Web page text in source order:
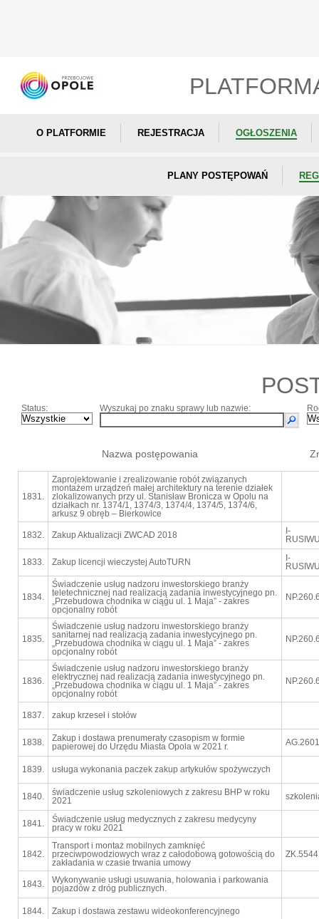
O PLATFORMIE REJESTRACJA OGŁOSZENIA
PLANY POSTĘPOWAŃ
Status: Wyszukaj po znaku sprawy lub nazwie:
Nazwa postępowania
1831.
Zaprojektowanie i zrealizowanie robót związanych
montażem urządzeń małej architektury na terenie działek
zlokalizowanych przy ul. Stanisław Bronicza w Opolu na
działkach nr. 1374/1, 1374/3, 1374/4, 1374/5, 1374/6,
arkusz 9 obręb – Bierkowice
1832. Zakup Aktualizacji ZWCAD 2018
I-
1833. Zakup licencji wieczystej AutoTURN
I-
1834.
Świadczenie usług nadzoru inwestorskiego branży
teletechnicznej nad realizacją zadania inwestycyjnego pn.
„Przebudowa chodnika w ciągu ul. 1 Maja” - zakres
opcjonalny robót
1835.
Świadczenie usług nadzoru inwestorskiego branży
sanitarnej nad realizacją zadania inwestycyjnego pn.
„Przebudowa chodnika w ciągu ul. 1 Maja” - zakres
opcjonalny robót
1836.
Świadczenie usług nadzoru inwestorskiego branży
elektrycznej nad realizacją zadania inwestycyjnego pn.
„Przebudowa chodnika w ciągu ul. 1 Maja” - zakres
opcjonalny robót
1837. zakup krzeseł i stołów
1838.
Zakup i dostawa prenumeraty czasopism w formie
papierowej do Urzędu Miasta Opola w 2021 r.
1839. usługa wykonania paczek zakup artykułów spożywczych
1840.
świadczenie usług szkoleniowych z zakresu BHP w roku
2021
1841.
Świadczenie usług medycznych z zakresu medycyny
pracy w roku 2021
1842.
Transport i montaż mobilnych zamknięć
przeciwpowodziowych wraz z całodobową gotowością do
zakładania w czasie trwania umowy
1843.
Wykonywanie usługi usuwania, holowania i parkowania
pojazdów z dróg publicznych.
1844. Zakup i dostawa zestawu wideokonferencyjnego